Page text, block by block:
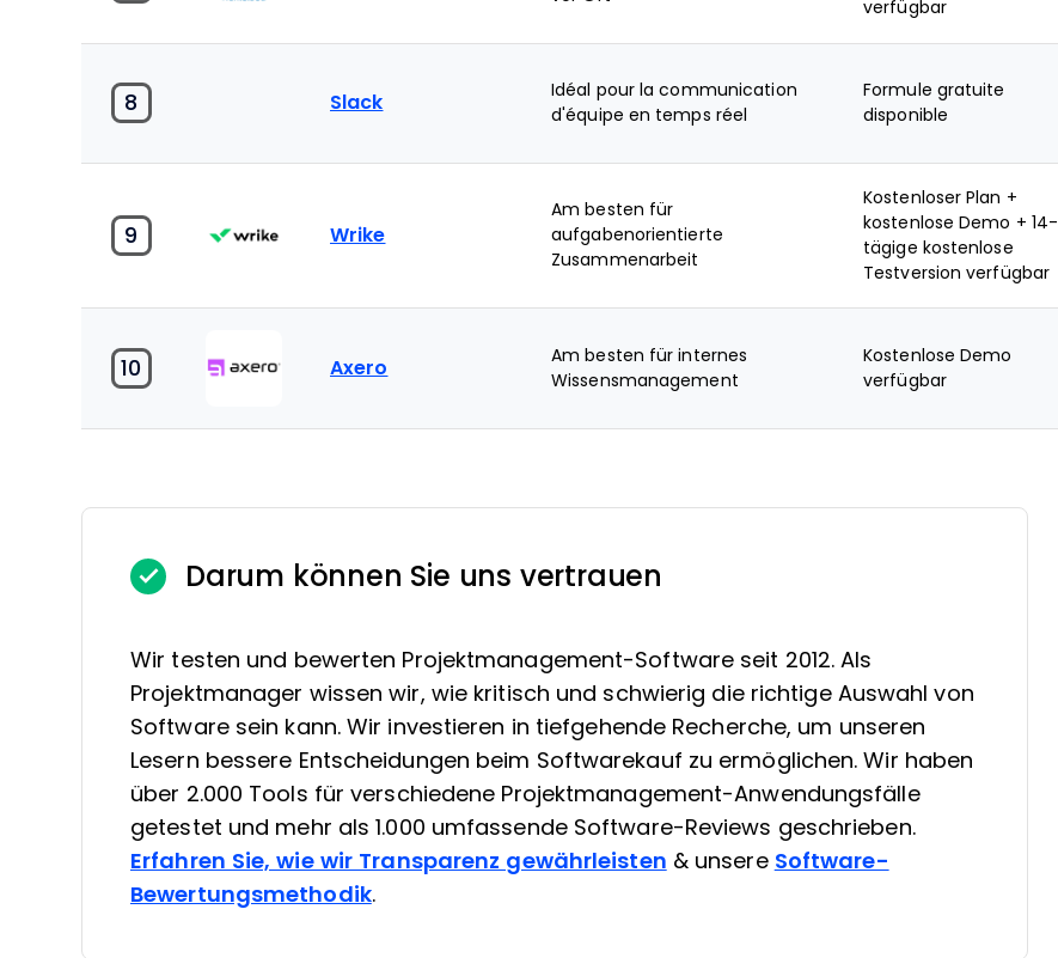
verfügbar
8 Slack
Idéal pour la communication
d'équipe en temps réel
Formule gratuite
disponible
9 Wrike
Am besten für
aufgabenorientierte
Zusammenarbeit
Kostenloser Plan +
kostenlose Demo + 14-
tägige kostenlose
Testversion verfügbar
10 Axero
Am besten für internes
Wissensmanagement
Kostenlose Demo
verfügbar
Darum können Sie uns vertrauen
Wir testen und bewerten Projektmanagement-Software seit 2012. Als
Projektmanager wissen wir, wie kritisch und schwierig die richtige Auswahl von
Software sein kann. Wir investieren in tiefgehende Recherche, um unseren
Lesern bessere Entscheidungen beim Softwarekauf zu ermöglichen. Wir haben
über 2.000 Tools für verschiedene Projektmanagement-Anwendungsfälle
getestet und mehr als 1.000 umfassende Software-Reviews geschrieben.
Erfahren Sie, wie wir Transparenz gewährleisten & unsere Software-
Bewertungsmethodik.